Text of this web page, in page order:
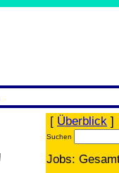
[ Überblick
Suchen
Jobs: